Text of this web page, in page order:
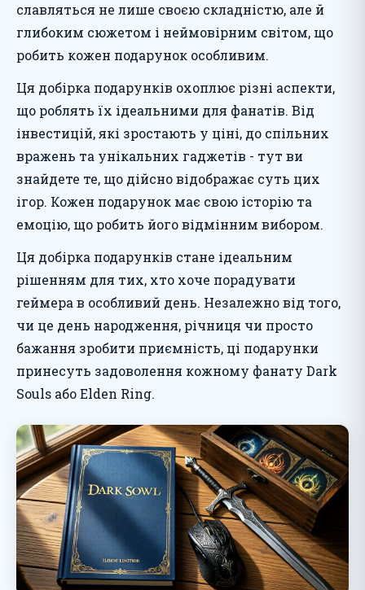
славляться не лише своєю складністю, але й
глибоким сюжетом і неймовірним світом, що
робить кожен подарунок особливим.
Ця добірка подарунків охоплює різні аспекти,
що роблять їх ідеальними для фанатів. Від
інвестицій, які зростають у ціні, до спільних
вражень та унікальних гаджетів - тут ви
знайдете те, що дійсно відображає суть цих
ігор. Кожен подарунок має свою історію та
емоцію, що робить його відмінним вибором.
Ця добірка подарунків стане ідеальним
рішенням для тих, хто хоче порадувати
геймера в особливий день. Незалежно від того,
чи це день народження, річниця чи просто
бажання зробити приємність, ці подарунки
принесуть задоволення кожному фанату Dark
Souls або Elden Ring.